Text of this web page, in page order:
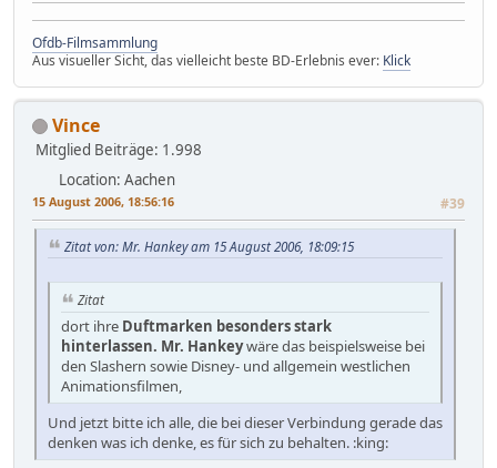
Ofdb-Filmsammlung
Aus visueller Sicht, das vielleicht beste BD-Erlebnis ever: Klick
Vince
Mitglied Beiträge: 1.998
Location: Aachen
15 August 2006, 18:56:16 #39
Zitat von: Mr. Hankey am 15 August 2006, 18:09:15
Zitat
dort ihre Duftmarken besonders stark
hinterlassen. Mr. Hankeywäre das beispielsweise bei
den Slashern sowie Disney- und allgemein westlichen
Animationsfilmen,
Und jetzt bitte ich alle, die bei dieser Verbindung gerade das
denken was ich denke, es für sich zu behalten. :king: